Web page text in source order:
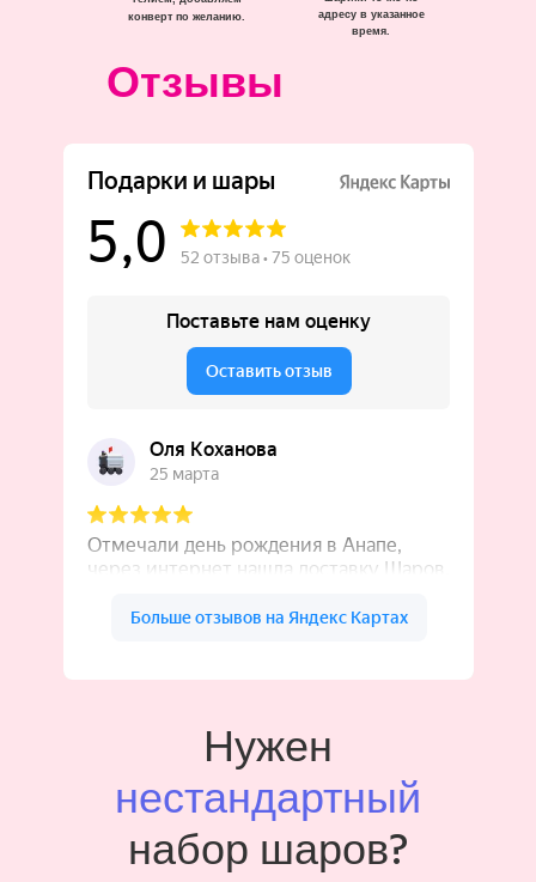
адресу в указанное
время.
конверт по желанию.
Отзывы
Нужен
нестандартный
набор шаров?